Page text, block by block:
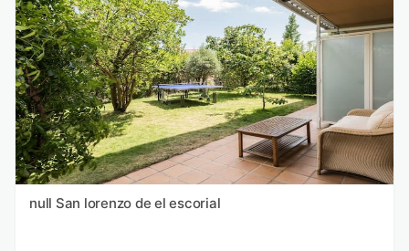
null San lorenzo de el escorial